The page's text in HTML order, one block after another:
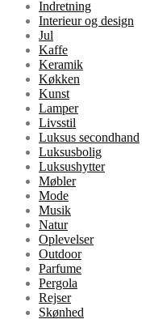
Indretning
Interieur og design
Jul
Kaffe
Keramik
Køkken
Kunst
Lamper
Livsstil
Luksus secondhand
Luksusbolig
Luksushytter
Møbler
Mode
Musik
Natur
Oplevelser
Outdoor
Parfume
Pergola
Rejser
Skønhed